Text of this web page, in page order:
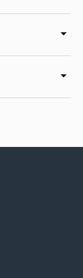
arrow_drop_down
arrow_drop_down